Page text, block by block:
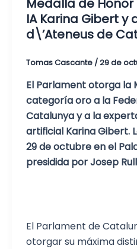
Medalla de
IA Karina Gibert y
d\’Ateneus de
Tomas Cascante /29 de
El Parlament otorga la
categoría oro a la
Catalunya y a la
artificial Karina Gibert.
29 de octubre en el
presidida por Josep
El Parlament de
otorgar su máxima